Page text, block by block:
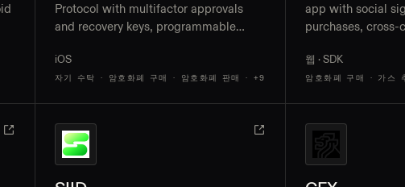
Protocol with multifactor approvals
and recovery keys, programmable
transactions, SOL staking, bank on/off-
ramps, and a virtual Visa card
iOS
자기 수탁 · 암호화폐 구매 · 암호화폐 판매 · +9
app with social
purchases, cross-
embedding its
other apps
웹 · SDK
암호화폐 구매 · 가스